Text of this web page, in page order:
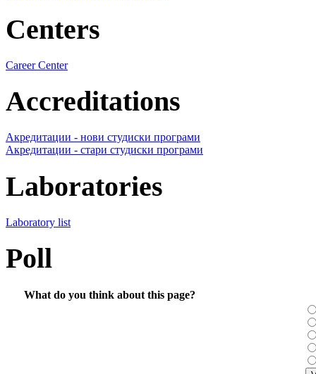
Centers
Career Center
Accreditations
Акредитации - нови студиски програми
Акредитации - стари студиски програми
Laboratories
Laboratory list
Poll
What do you think about this page?